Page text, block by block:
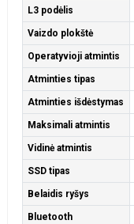
L3 podėlis
Vaizdo plokštė
Operatyvioji atmintis
Atminties tipas
Atminties išdėstymas
Maksimali atmintis
Vidinė atmintis
SSD tipas
Belaidis ryšys
Bluetooth